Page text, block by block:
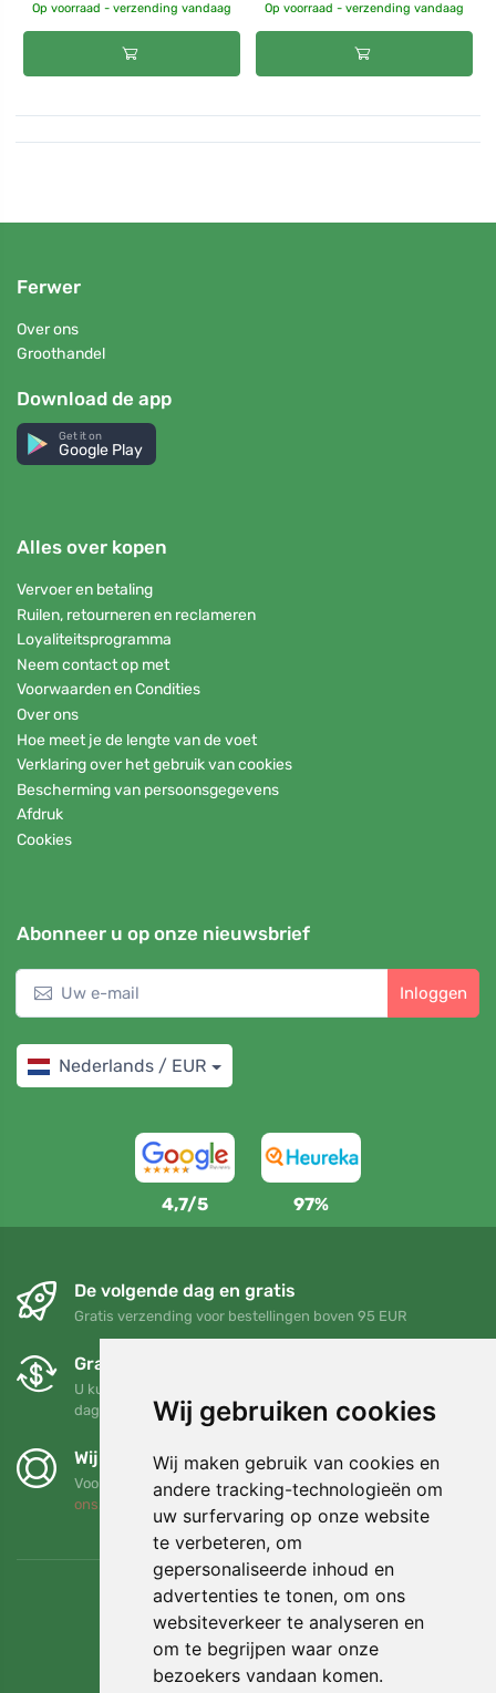
Wij gebruiken cookies
Wij maken gebruik van cookies en
andere tracking-technologieën om
uw surfervaring op onze website
te verbeteren, om
gepersonaliseerde inhoud en
advertenties te tonen, om ons
websiteverkeer te analyseren en
om te begrijpen waar onze
bezoekers vandaan komen.
Op voorraad - verzending vandaag Op voorraad - verzending vandaag
Ferwer
Over ons
Groothandel
Download de app
Get it on
Google Play
Alles over kopen
Vervoer en betaling
Ruilen, retourneren en reclameren
Loyaliteitsprogramma
Neem contact op met
Voorwaarden en Condities
Over ons
Hoe meet je de lengte van de voet
Verklaring over het gebruik van cookies
Bescherming van persoonsgegevens
Afdruk
Cookies
Abonneer u op onze nieuwsbrief
Inloggen
Nederlands / EUR
4,7/5 97%
De volgende dag en gratis
Gratis verzending voor bestellingen boven 95 EUR
Gratis ruilen en retourneren
U kunt uw bestelling op elk gewenst moment binnen 90
dagen retourneren of ruilen
Wij steunen Trees.org
Voor elke bestelling planten we een boom! Lees meer Over
ons